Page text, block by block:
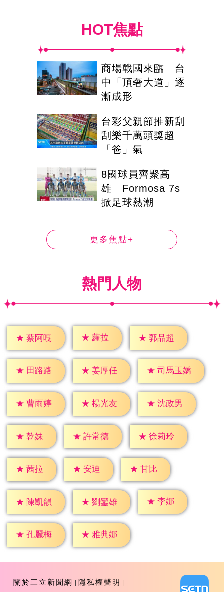
HOT焦點
商場戰國來臨 台
中「頂奢大道」逐
漸成形
台彩父親節推新刮
刮樂千萬頭獎超
「爸」氣
8國球員齊聚高
雄 Formosa 7s
掀足球熱潮
更多焦點+
熱門人物
★ 蔡阿嘎 ★ 蘿拉 ★ 郭品超
★ 田路路 ★ 姜厚任 ★ 司馬玉嬌
★ 曹雨婷 ★ 楊光友 ★ 沈政男
★ 乾妹 ★ 許常德 ★ 徐莉玲
★ 茜拉 ★ 安迪 ★ 甘比
★ 陳凱韻 ★ 劉鑾雄 ★ 李娜
★ 孔麗梅 ★ 雅典娜
關於三立新聞網 隱私權聲明